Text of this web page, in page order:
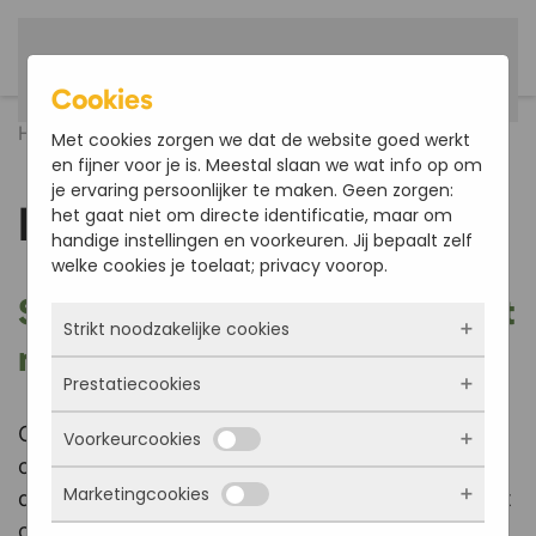
Home News
News
Stay up to date with our latest
news
On this page you will find a comprehensive
overview of all news regarding GRP bridge
decking. For example, you will find articles about
current developments within the company,
Cookies
Met cookies zorgen we dat de website goed werkt
en fijner voor je is. Meestal slaan we wat info op om
je ervaring persoonlijker te maken. Geen zorgen:
het gaat niet om directe identificatie, maar om
handige instellingen en voorkeuren. Jij bepaalt zelf
welke cookies je toelaat; privacy voorop.
Strikt noodzakelijke cookies
Deze cookies zorgen ervoor dat de website
überhaupt werkt. Ze zijn dus altijd actief en
kunnen niet worden uitgezet. Meestal worden
ze alleen geplaatst als jij iets doet, zoals
inloggen, een formulier invullen of je
privacyvoorkeuren opslaan. Je kunt je browser
Prestatiecookies
Met deze cookies zien we hoe vaak onze site
bezocht wordt, waar bezoekers vandaan
komen en welke pagina’s populair zijn. Zo
kunnen we de website blijven verbeteren.
Voorkeurcookies
Deze cookies onthouden jouw voorkeuren.
Bijvoorbeeld taalkeuze of ingevulde gegevens.
Marketingcookies